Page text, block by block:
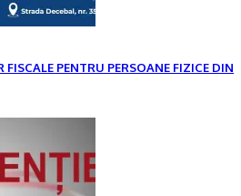
PENTRU PERSOANE FIZICE DIN